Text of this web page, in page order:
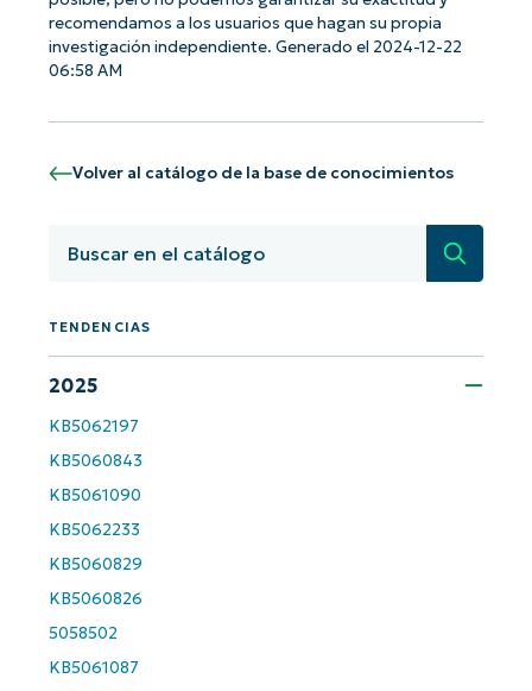
recomendamos a los usuarios que hagan su propia
investigación independiente. Generado el 2024-12-22
06:58 AM
Volver al catálogo de la base de conocimientos
TENDENCIAS
2025
KB5062197
KB5060843
KB5061090
KB5062233
KB5060829
KB5060826
5058502
KB5061087
basados en IA de NinjaOne!
last
name*
email*
number*
name*